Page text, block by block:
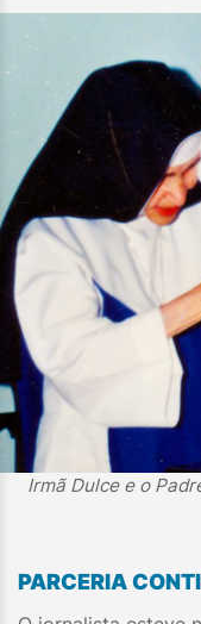
Irmã Dulce e o
PARCERIA